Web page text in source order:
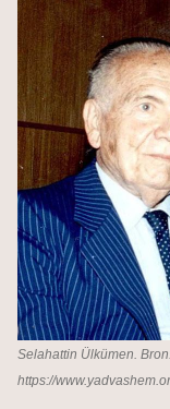
Selahattin Ülkümen.
https://